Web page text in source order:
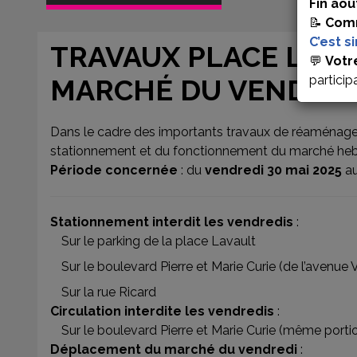
Fin
📝
C’est
💬
TRAVAUX PLACE
MARCHÉ DU
Dans le cadre des importants travaux de
stationnement et du fonctionnement du marché
Période concernée : du vendredi 30 mai 2025
Stationnement interdit les vendredis :
Sur le parking de la place Lavault
Sur le boulevard Pierre et Marie Curie (de
Sur la rue Ricard
Circulation interdite les vendredis :
Sur le boulevard Pierre et Marie Curie (même
Déplacement du marché du vendredi :